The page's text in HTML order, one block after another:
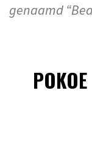
genaamd